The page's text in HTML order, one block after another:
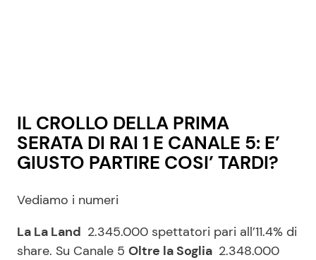
IL CROLLO DELLA PRIMA
SERATA DI RAI 1 E CANALE 5: E’
GIUSTO PARTIRE COSI’ TARDI?
Vediamo i numeri
La La Land 2.345.000 spettatori pari all’11.4% di
share. Su Canale 5 Oltre la Soglia 2.348.000